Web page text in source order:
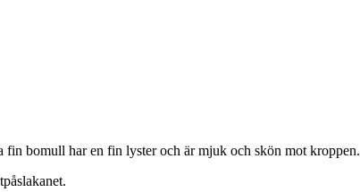
bomull har en fin lyster och är mjuk och skön mot kroppen.